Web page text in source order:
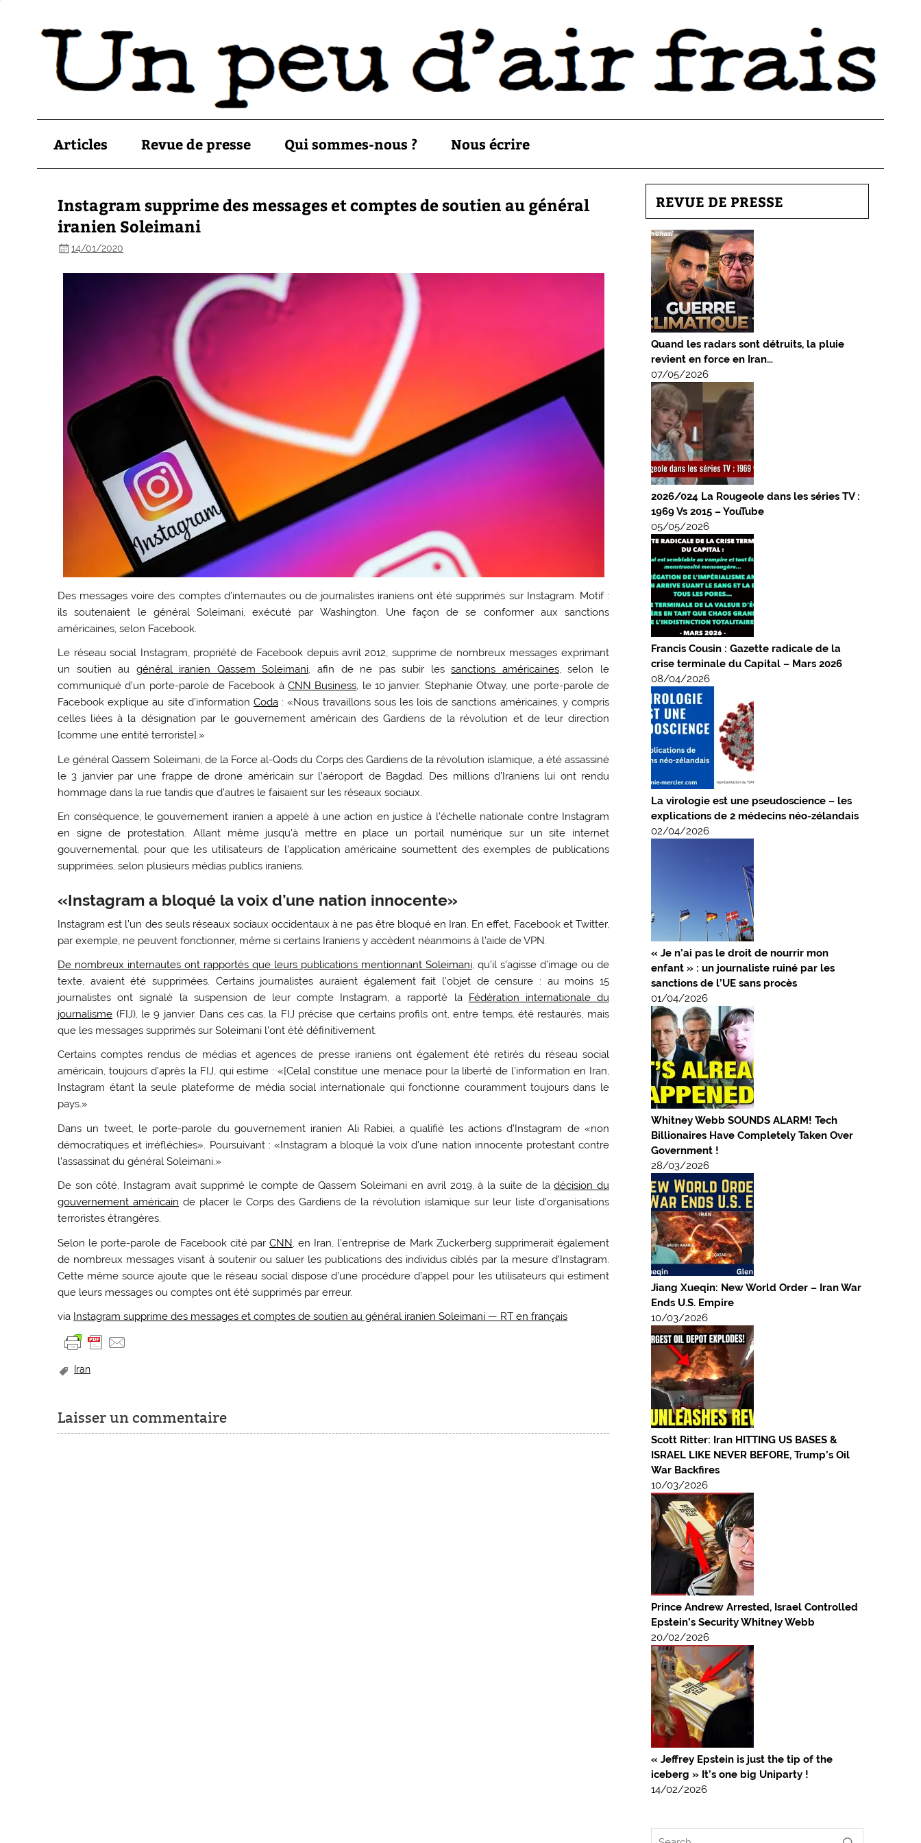
Articles Revue de presse Qui sommes-nous ? Nous écrire
Instagram supprime des messages et comptes de soutien au général
iranien Soleimani
14/01/2020
Des messages voire des comptes d’internautes ou de journalistes iraniens ont été supprimés sur Instagram. Motif :
ils soutenaient le général Soleimani, exécuté par Washington. Une façon de se conformer aux sanctions
américaines, selon Facebook.
Le réseau social Instagram, propriété de Facebook depuis avril 2012, supprime de nombreux messages exprimant
un soutien au général iranien Qassem Soleimani, afin de ne pas subir lessanctions américaines, selon le
communiqué d’un porte-parole de Facebook àCNN Business, le 10 janvier. Stephanie Otway, une porte-parole de
Facebook explique au site d’informationCoda : «Nous travaillons sous les lois de sanctions américaines, y compris
celles liées à la désignation par le gouvernement américain des Gardiens de la révolution et de leur direction
[comme une entité terroriste].»
Le général Qassem Soleimani, de la Force al-Qods du Corps des Gardiens de la révolution islamique, a été assassiné
le 3 janvier par une frappe de drone américain sur l’aéroport de Bagdad. Des millions d’Iraniens lui ont rendu
hommage dans la rue tandis que d’autres le faisaient sur les réseaux sociaux.
En conséquence, le gouvernement iranien a appelé à une action en justice à l’échelle nationale contre Instagram
en signe de protestation. Allant même jusqu’à mettre en place un portail numérique sur un site internet
gouvernemental, pour que les utilisateurs de l’application américaine soumettent des exemples de publications
supprimées, selon plusieurs médias publics iraniens.
«Instagram a bloqué la voix d’une nation innocente»
Instagram est l’un des seuls réseaux sociaux occidentaux à ne pas être bloqué en Iran. En effet, Facebook et Twitter,
par exemple, ne peuvent fonctionner, même si certains Iraniens y accèdent néanmoins à l’aide de VPN.
De nombreux internautes ont rapportés que leurs publications mentionnant Soleimani, qu’il s’agisse d’image ou de
texte, avaient été supprimées. Certains journalistes auraient également fait l’objet de censure : au moins 15
journalistes ont signalé la suspension de leur compte Instagram, a rapporté la Fédération internationale du
journalisme (FIJ), le 9 janvier. Dans ces cas, la FIJ précise que certains profils ont, entre temps, été restaurés, mais
que les messages supprimés sur Soleimani l’ont été définitivement.
Certains comptes rendus de médias et agences de presse iraniens ont également été retirés du réseau social
américain, toujours d’après la FIJ, qui estime : «[Cela] constitue une menace pour la liberté de l’information en Iran,
Instagram étant la seule plateforme de média social internationale qui fonctionne couramment toujours dans le
pays.»
Dans un tweet, le porte-parole du gouvernement iranien Ali Rabiei, a qualifié les actions d’Instagram de «non
démocratiques et irréfléchies». Poursuivant : «Instagram a bloqué la voix d’une nation innocente protestant contre
l’assassinat du général Soleimani.»
De son côté, Instagram avait supprimé le compte de Qassem Soleimani en avril 2019, à la suite de ladécision du
gouvernement américain de placer le Corps des Gardiens de la révolution islamique sur leur liste d’organisations
terroristes étrangères.
Selon le porte-parole de Facebook cité par CNN, en Iran, l’entreprise de Mark Zuckerberg supprimerait également
de nombreux messages visant à soutenir ou saluer les publications des individus ciblés par la mesure d’Instagram.
Cette même source ajoute que le réseau social dispose d’une procédure d’appel pour les utilisateurs qui estiment
que leurs messages ou comptes ont été supprimés par erreur.
via Instagram supprime des messages et comptes de soutien au général iranien Soleimani — RT en français
Iran
Laisser un commentaire
REVUE DE PRESSE
Quand les radars sont détruits, la pluie
revient en force en Iran…
07/05/2026
2026/024 La Rougeole dans les séries TV :
1969 Vs 2015 – YouTube
05/05/2026
Francis Cousin : Gazette radicale de la
crise terminale du Capital – Mars 2026
08/04/2026
La virologie est une pseudoscience – les
explications de 2 médecins néo-zélandais
02/04/2026
« Je n’ai pas le droit de nourrir mon
enfant » : un journaliste ruiné par les
sanctions de l’UE sans procès
01/04/2026
Whitney Webb SOUNDS ALARM! Tech
Billionaires Have Completely Taken Over
Government !
28/03/2026
Jiang Xueqin: New World Order – Iran War
Ends U.S. Empire
10/03/2026
Scott Ritter: Iran HITTING US BASES &
ISRAEL LIKE NEVER BEFORE, Trump’s Oil
War Backfires
10/03/2026
Prince Andrew Arrested, Israel Controlled
Epstein’s Security Whitney Webb
20/02/2026
« Jeffrey Epstein is just the tip of the
iceberg » It’s one big Uniparty !
14/02/2026